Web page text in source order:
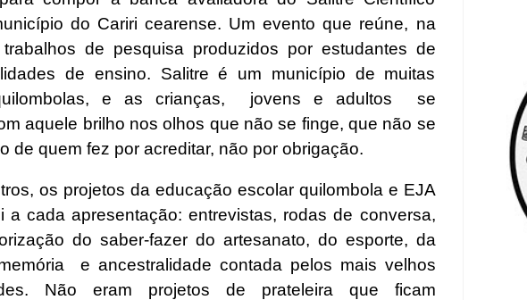
do Cariri cearense. Um evento que reúne, na
de pesquisa produzidos por estudantes de
de ensino. Salitre é um município de muitas
e as crianças,
jovens e adultos
se
aquele brilho nos olhos que não se finge, que não se
de quem fez por acreditar, não por obrigação.
os projetos da educação escolar quilombola e EJA
a cada apresentação: entrevistas, rodas de conversa,
do saber-fazer do artesanato, do esporte, da
e ancestralidade contada pelos mais velhos
Não eram projetos de prateleira que ficam